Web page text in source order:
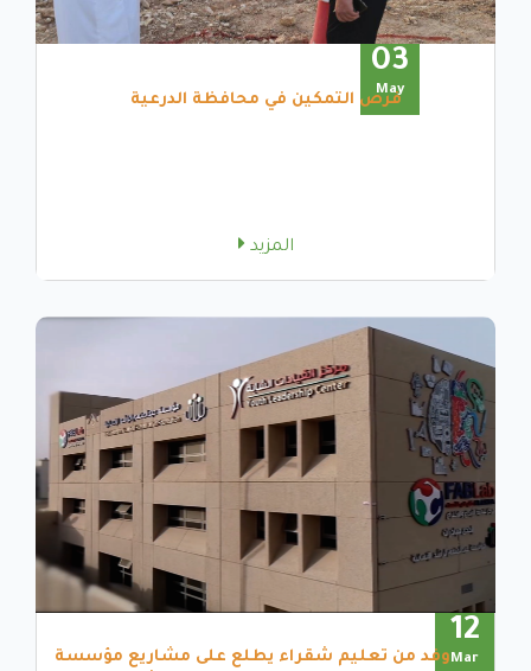
03
May
فرص التمكين في محافظة الدرعية
المزيد
12
Marوفد من تعليم شقراء يطلع على مشاريع مؤسسة